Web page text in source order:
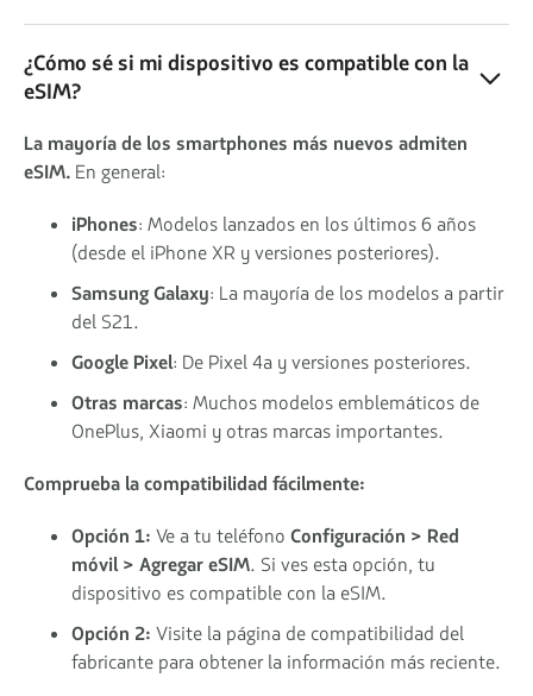
¿Cómo sé si mi dispositivo es compatible con la
eSIM?
La mayoría de los smartphones más nuevos admiten
eSIM. En general:
iPhones: Modelos lanzados en los últimos 6 años
(desde el iPhone XR y versiones posteriores).
Samsung Galaxy: La mayoría de los modelos a partir
del S21.
Google Pixel: De Pixel 4a y versiones posteriores.
Otras marcas: Muchos modelos emblemáticos de
OnePlus, Xiaomi y otras marcas importantes.
Comprueba la compatibilidad fácilmente:
Opción 1: Ve a tu teléfono Configuración > Red
móvil > Agregar eSIM. Si ves esta opción, tu
dispositivo es compatible con la eSIM.
Opción 2: Visite la página de compatibilidad del
fabricante para obtener la información más reciente.